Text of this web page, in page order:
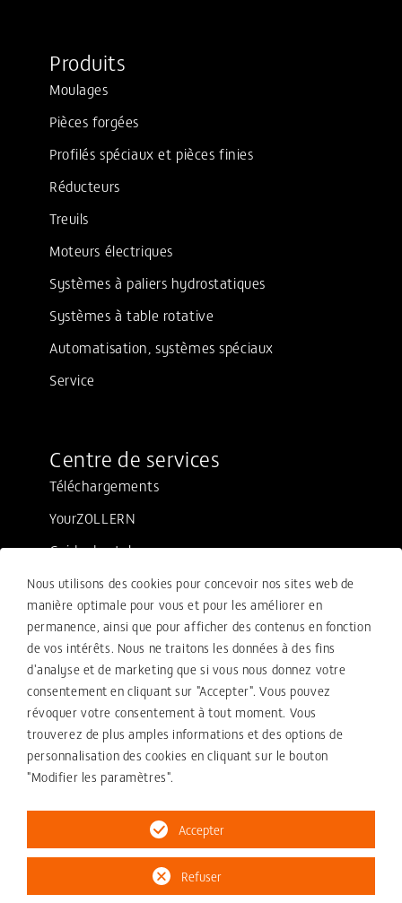
Produits
Moulages
Pièces forgées
Profilés spéciaux et pièces finies
Réducteurs
Treuils
Moteurs électriques
Systèmes à paliers hydrostatiques
Systèmes à table rotative
Automatisation, systèmes spéciaux
Service
Centre de services
Téléchargements
YourZOLLERN
Guide de style
Mentions légales
Conditions de vente
Conformité
Votre message de recours
Politique de confidentialité
Mentions légales
Nous utilisons des cookies pour concevoir nos sites web de
manière optimale pour vous et pour les améliorer en
permanence, ainsi que pour afficher des contenus en fonction
de vos intérêts. Nous ne traitons les données à des fins
d'analyse et de marketing que si vous nous donnez votre
consentement en cliquant sur "Accepter". Vous pouvez
révoquer votre consentement à tout moment. Vous
trouverez de plus amples informations et des options de
personnalisation des cookies en cliquant sur le bouton
"Modifier les paramètres".
Refuser
Accepter